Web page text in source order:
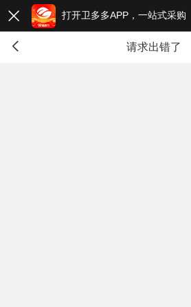
 打开卫多多APP，一站式采购
 请求出错了